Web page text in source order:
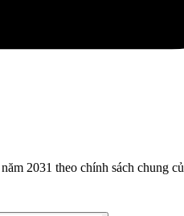
2031 theo chính sách chung